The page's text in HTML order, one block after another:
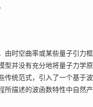
由时空曲率或某些量子引力框
型并没有充分地将量子力学原
统范式，引入了一个基于波
所描述的波函数特性中自然产